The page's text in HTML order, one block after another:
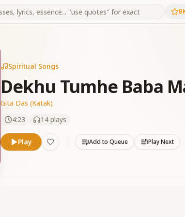
Spiritual Songs
Dekhu Tumhe Baba
Gita Das (Katak)
4:23
14 plays
Play Add to Queue Play Next